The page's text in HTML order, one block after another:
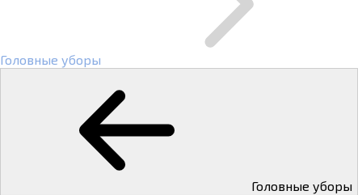
Головные уборы
Головные уборы